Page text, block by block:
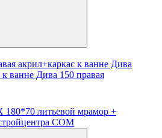
акрил+каркас к ванне Дива
ванне Дива 150 правая